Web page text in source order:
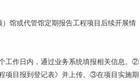
馆或代管馆定期报告工程项目后续开展情
工作日内，通过业务系统填报相关信息。②
项目报到登记表》并上传。③在项目实施期